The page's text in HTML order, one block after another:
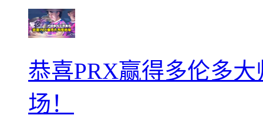
恭喜PRX赢得多伦多
场！